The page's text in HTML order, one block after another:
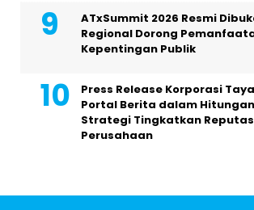
ATxSummit 2026 Resmi
Regional Dorong
Kepentingan Publik
Press Release Korporasi
Portal Berita dalam
Strategi Tingkatkan
Perusahaan